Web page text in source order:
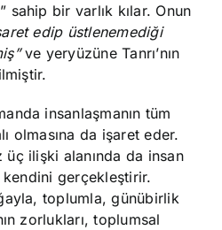
sahip bir varlık kılar. Onun
edip üstlenemediği
ve yeryüzüne Tanrı’nın
insanlaşmanın tüm
olmasına da işaret eder.
üç ilişki alanında da insan
gerçekleştirir.
toplumla, günübirlik
zorlukları, toplumsal